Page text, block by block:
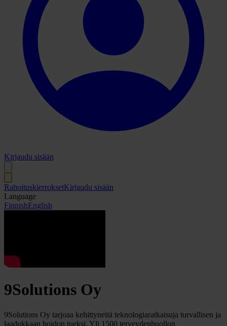
Kirjaudu sisään
RahoituskierroksetKirjaudu sisään
Language
FinnishEnglish
9Solutions Oy
9Solutions Oy tarjoaa kehittyneitä teknologiaratkaisuja turvallisen ja
laadukkaan hoidon tueksi. Yli 1500 terveydenhuollon